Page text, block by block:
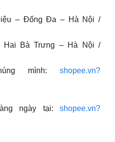
– Đống Đa – Hà Nội /
Hai Bà Trưng – Hà Nội /
mình: shopee.vn?
ngày tại: shopee.vn?